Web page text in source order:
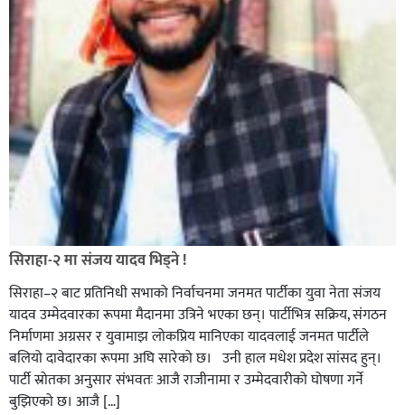
सिराहा-२ मा संजय यादव भिड्ने !
सिराहा–२ बाट प्रतिनिधी सभाको निर्वाचनमा जनमत पार्टीका युवा नेता संजय
यादव उम्मेदवारका रूपमा मैदानमा उत्रिने भएका छन्। पार्टीभित्र सक्रिय, संगठन
निर्माणमा अग्रसर र युवामाझ लोकप्रिय मानिएका यादवलाई जनमत पार्टीले
बलियो दावेदारका रूपमा अघि सारेको छ। उनी हाल मधेश प्रदेश सांसद हुन्।
पार्टी स्रोतका अनुसार संभवतः आजै राजीनामा र उम्मेदवारीको घोषणा गर्ने
बुझिएको छ। आजै […]